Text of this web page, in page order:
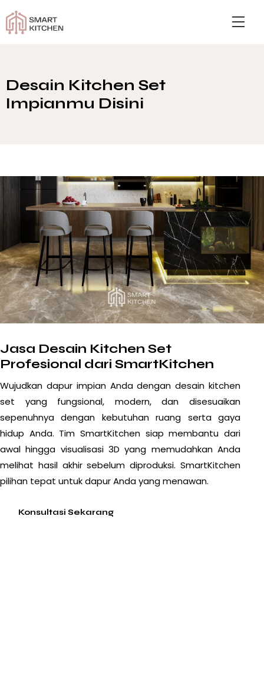
Desain Kitchen Set
Impianmu Disini
Jasa Desain Kitchen Set
Profesional dari SmartKitchen
Wujudkan dapurimpian Anda dengan desain kitchen
set yang fungsional, modern, dan disesuaikan
sepenuhnya dengan kebutuhan ruang serta gaya
hidup Anda. Tim SmartKitchen siap membantu dari
awal hingga visualisasi 3D yang memudahkan Anda
melihat hasil akhir sebelum diproduksi. SmartKitchen
pilihan tepat untuk dapur Anda yang menawan.
Konsultasi Sekarang